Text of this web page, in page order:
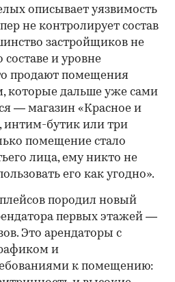
описывает уязвимость
не контролирует состав
застройщиков не
и уровне
продают помещения
которые дальше уже сами
— магазин «Красное и
интим-бутик или три
помещение стало
лица, ему никто не
его как угодно».
породил новый
первых этажей —
Это арендаторы с
и
к помещению: